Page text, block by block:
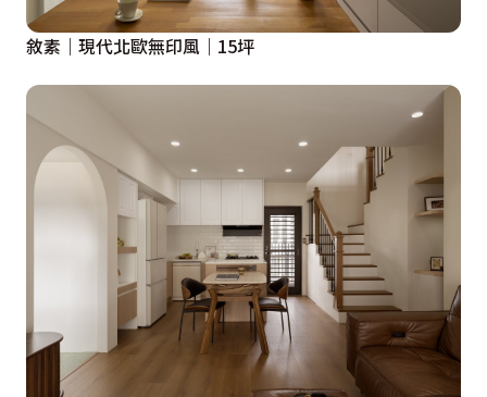
敘素｜現代北歐無印風｜15坪